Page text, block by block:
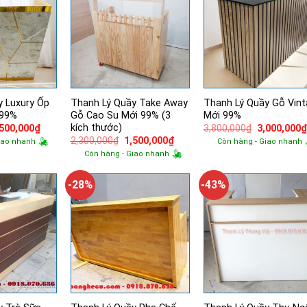
Luxury Ốp
₫Giá
hiện
tại
nhanh
Thanh Lý Quầy Take Away
Gỗ Cao Su Mới 99% (3
kích thước)
2,300,000₫ Giá
gốc
là:
1,500,000₫Giá
hiện
tại
1,500,000₫.
Còn hàng - Giao nhanh
Thanh Lý Quầy Gỗ
Mới 99%
3,800,000₫ Giá
gốc
là:
3,000,000₫
Còn hàng - Giao nhanh
-28% -43%